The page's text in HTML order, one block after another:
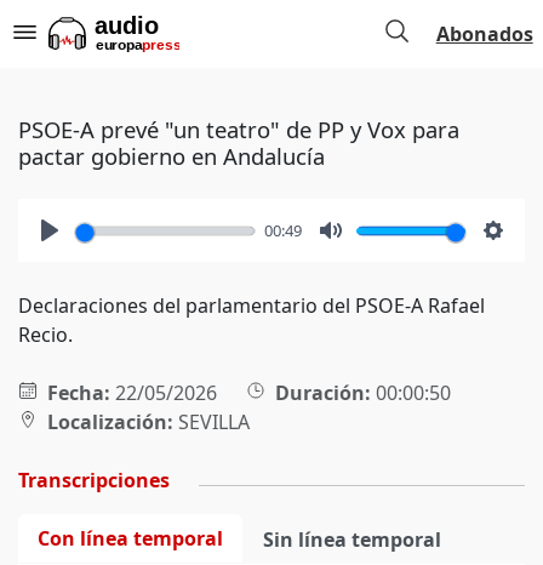
Abonados
PSOE-A prevé "un teatro" de PP y Vox para
pactar gobierno en Andalucía
00:49
Declaraciones del parlamentario del PSOE-A Rafael
Recio.
Fecha: 22/05/2026 Duración: 00:00:50
Localización: SEVILLA
Transcripciones
Con línea temporal Sin línea temporal